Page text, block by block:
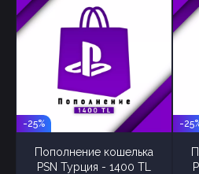
-25%
Пополнение кошелька
PSN Турция - 1400 TL
-